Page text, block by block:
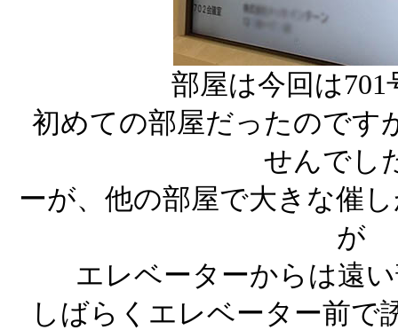
部屋は今回は701
初めての部屋だったのです
せんでし
ーが、他の部屋で大きな催
が
エレベーターからは遠
しばらくエレベーター前で